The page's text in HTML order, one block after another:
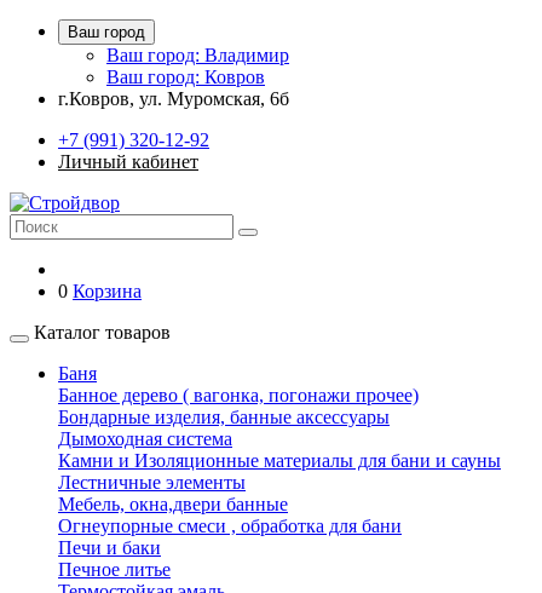
Ваш город
Ваш город: Владимир
Ваш город: Ковров
г.Ковров, ул. Муромская, 6б
+7 (991) 320-12-92
Личный кабинет
0 Корзина
Каталог товаров
Баня
Банное дерево ( вагонка, погонажи прочее)
Бондарные изделия, банные аксессуары
Дымоходная система
Камни и Изоляционные материалы для бани и сауны
Лестничные элементы
Мебель, окна,двери банные
Огнеупорные смеси , обработка для бани
Печи и баки
Печное литье